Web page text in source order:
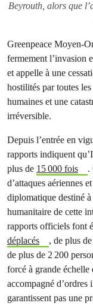
Beyrouth, alors que
Greenpeace Moyen-
fermement l’invasion
et appelle à une
hostilités par toutes
humaines et une
irréversible.
Depuis l’entrée en
rapports indiquent
plus de 15 000 fois
.
d’attaques aériennes
diplomatique destiné
humanitaire de cette
rapports officiels font
déplacés
, de plus
de plus de 2 200
forcé à grande
accompagné
garantissent pas une